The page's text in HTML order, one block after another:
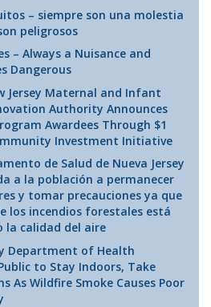
– siempre son una molestia
peligrosos
– Always a Nuisance and
Dangerous
Jersey Maternal and Infant
Authority Announces
Awardees Through $1
Investment Initiative
de Salud de Nueva Jersey
a la población a permanecer
y tomar precauciones ya que
los incendios forestales está
la calidad del aire
Department of Health
to Stay Indoors, Take
As Wildfire Smoke Causes Poor